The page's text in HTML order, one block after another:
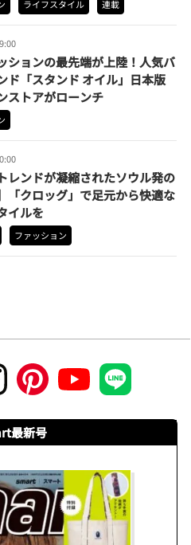
ライフスタイル 連載
ションの最先端が上陸！人気バ
ド「スタンド オイル」日本版
ストアがローンチ
レンドが凝縮されたソウル発の
「クロッグ」で足元から快適な
イルを
ファッション
最新号